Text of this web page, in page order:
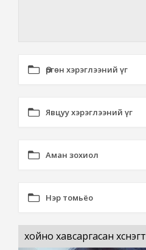
Өргөн хэрэглээний үг
Явцуу хэрэглээний үг
Аман зохиол
Нэр томьёо
хойно хавсаргасан хүснэгт